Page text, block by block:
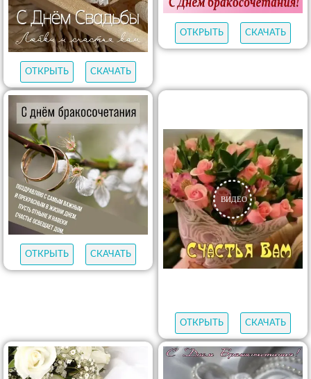
ОТКРЫТЬ СКАЧАТЬ
ОТКРЫТЬ СКАЧАТЬ
ОТКРЫТЬ СКАЧАТЬ
ОТКРЫТЬ СКАЧАТЬ